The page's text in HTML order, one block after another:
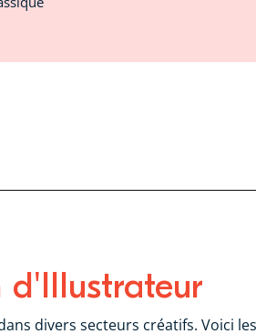
d'Illustrateur
divers secteurs créatifs. Voici